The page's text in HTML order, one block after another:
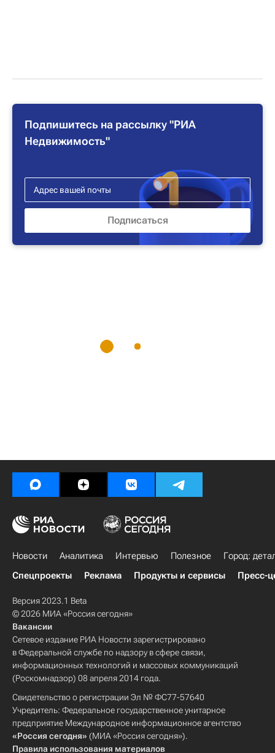
Подпишитесь на рассылку "РИА
Недвижимость"
Новости Аналитика Интервью Полезное
Город:
Спецпроекты
Реклама Продукты и сервисы Пресс-
Версия 2023.1 Beta
© 2026 МИА «Россия сегодня»
Вакансии
Сетевое издание РИА Новости зарегистрировано
в Федеральной службе по надзору в сфере связи,
информационных технологий и массовых коммуникаций
(Роскомнадзор) 08 апреля 2014 года.
Свидетельство о регистрации Эл № ФС77-57640
Учредитель: Федеральное государственное унитарное
предприятие Международное информационное агентство
«Россия сегодня» (МИА «Россия сегодня»).
Правила использования материалов